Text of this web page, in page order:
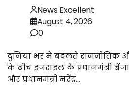
News Excellent
August 4, 2026
0
दुनिया भर में बदलते राजनीतिक
के बीच इजराइल के प्रधानमंत्री
और प्रधानमंत्री नरेंद्र…